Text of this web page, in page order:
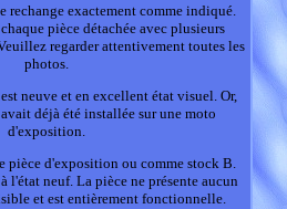
rechange exactement comme indiqué.
pièce détachée avec plusieurs
regarder attentivement toutes les
photos.
neuve et en excellent état visuel. Or,
déjà été installée sur une moto
d'exposition.
pièce d'exposition ou comme stock B.
l'état neuf. La pièce ne présente aucun
et est entièrement fonctionnelle.